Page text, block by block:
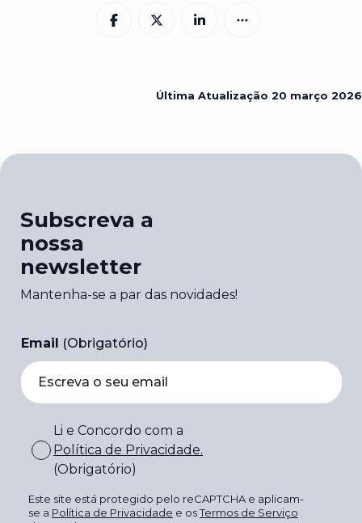
Última Atualização 20 março 2026
Subscreva a
nossa
newsletter
Mantenha-se a par das novidades!
Email (Obrigatório)
Li e Concordo com a
Política de Privacidade.
(Obrigatório)
Este site está protegido pelo reCAPTCHA e aplicam-
se a Política de Privacidade e osTermos de Serviço